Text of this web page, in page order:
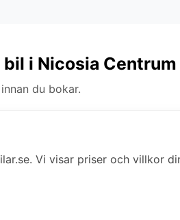
i Nicosia Centrum
du bokar.
Vi visar priser och villkor